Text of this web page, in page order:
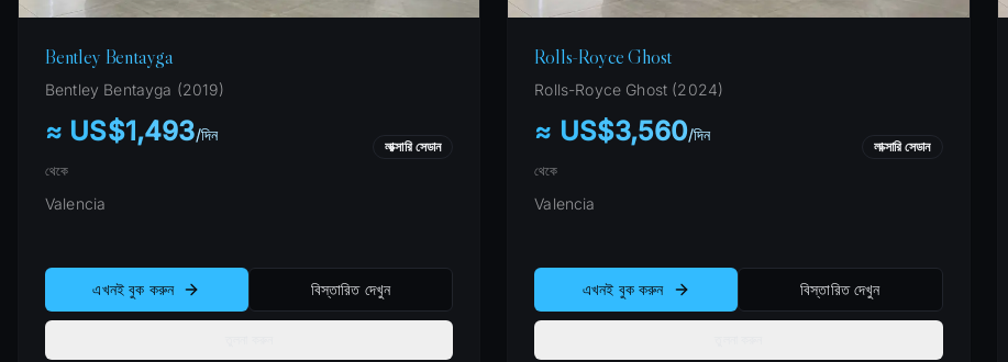
Bentley Bentayga
Bentley Bentayga (2019)
≈ US$1,493/দিন
থেকে
লাক্সারি সেডান
Valencia
এখনই বুক করুন বিস্তারিত দেখুন
Rolls-Royce Ghost
Rolls-Royce Ghost (2024)
≈ US$3,560/দিন
থেকে
লাক্সারি সেডান
Valencia
এখনই বুক করুন বিস্তারিত দেখুন